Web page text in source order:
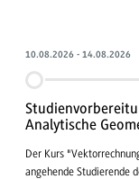
10.08.2026 - 14.08.2026
Analytische
Der Kurs
angehende Studierende